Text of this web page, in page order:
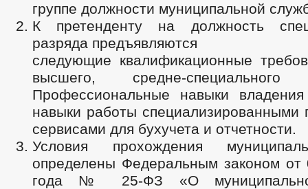
группе должности муниципальной
К претенденту на должность
разряда предъявляются
следующие квалификационные
высшего, средне-специального
Профессиональные навыки
навыки работы специализированными
сервисами для бухучета и отчетности.
Условия прохождения
определены Федеральным законом от
года № 25-ФЗ «О